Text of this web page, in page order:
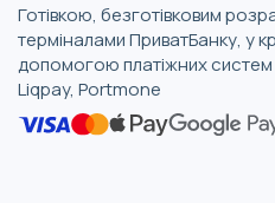
Готівкою, безготівковим
терміналами ПриватБанку, у
допомогою платіжних
Liqpay, Portmone